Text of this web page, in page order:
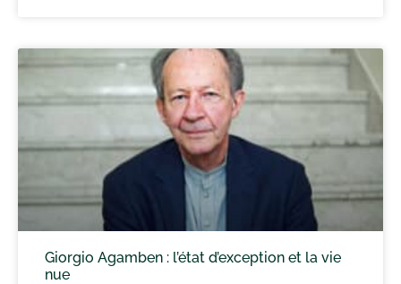
Giorgio Agamben : l’état d’exception et la vie
nue